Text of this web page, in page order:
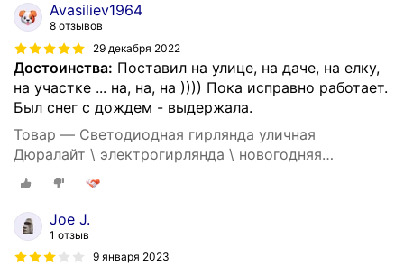
Avasiliev1964
8 отзывов
29 декабря 2022
Достоинства: Поставил на улице, на даче, на елку,
на участке ... на, на, на )))) Пока исправно работает.
Был снег с дождем - выдержала.
Товар — Светодиодная гирлянда уличная
Дюралайт \ электрогирлянда \ новогодняя
гирлянда, 10м, разноцветная\ GirLand
Joe J.
1 отзыв
9 января 2023